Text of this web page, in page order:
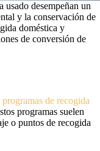
desempeñan un
y la conservación de
doméstica y
de conversión de
programas de recogida
programas suelen
o puntos de recogida